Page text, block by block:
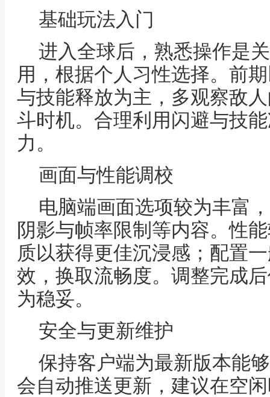
基础玩法入门
进入全球后，熟悉操作是
用，根据个人习性选择。前
与技能释放为主，多观察敌
斗时机。合理利用闪避与技
力。
画面与性能调校
电脑端画面选项较为丰富
阴影与帧率限制等内容。性
质以获得更佳沉浸感；配置
效，换取流畅度。调整完成
为稳妥。
安全与更新维护
保持客户端为最新版本能
会自动推送更新，建议在空